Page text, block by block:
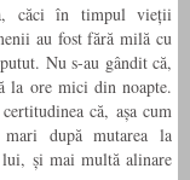
căci în timpul vieții
au fost fără milă cu
Nu s-au gândit că,
la ore mici din noapte.
că, așa cum
după mutarea la
și mai multă alinare